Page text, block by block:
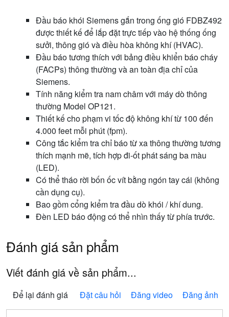
Đầu báo khói Siemens gắn trong ống gió FDBZ492
được thiết kế để lắp đặt trực tiếp vào hệ thống ống
sưởi, thông gió và điều hòa không khí (HVAC).
Đầu báo tương thích với bảng điều khiển báo cháy
(FACPs) thông thường và an toàn địa chỉ của
Siemens.
Tính năng kiểm tra nam châm với máy dò thông
thường Model OP121.
Thiết kế cho phạm vi tốc độ không khí từ 100 đến
4.000 feet mỗi phút (fpm).
Công tắc kiểm tra chỉ báo từ xa thông thường tương
thích mạnh mẽ, tích hợp đi-ốt phát sáng ba màu
(LED).
Có thể tháo rời bốn ốc vít bằng ngón tay cái (không
cần dụng cụ).
Bao gồm cổng kiểm tra đầu dò khói / khí dung.
Đèn LED báo động có thể nhìn thấy từ phía trước.
Đánh giá sản phẩm
Viết đánh giá về sản phẩm...
Để lại đánh giá Đặt câu hỏi Đăng video Đăng ảnh